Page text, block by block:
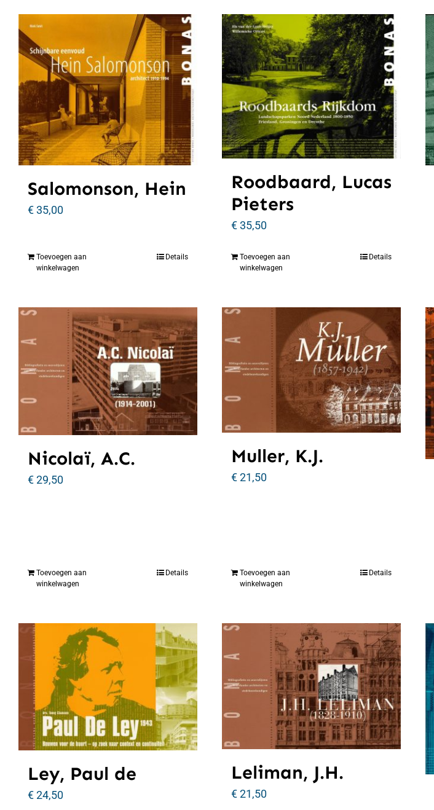
Salomonson, Hein
€35,00
Toevoegen aan
winkelwagen
Details
Roodbaard, Lucas
Pieters
€35,50
Toevoegen aan
winkelwagen
Details
Nicolaï, A.C.
€29,50
Toevoegen aan
winkelwagen
Details
Muller, K.J.
€21,50
Toevoegen aan
winkelwagen
Details
Ley, Paul de
€24,50
Leliman, J.H.
€21,50